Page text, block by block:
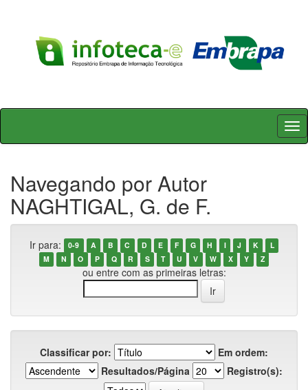
Skip
Navegando por Autor
NAGHTIGAL, G. de F.
Ir para: 0-9 A B C D E F G H I J K
L
M
N O P Q R S T U V W X Y Z
ou entre com as primeiras letras:
Classificar por:
Em ordem:
Resultados/Página
Registro(s):